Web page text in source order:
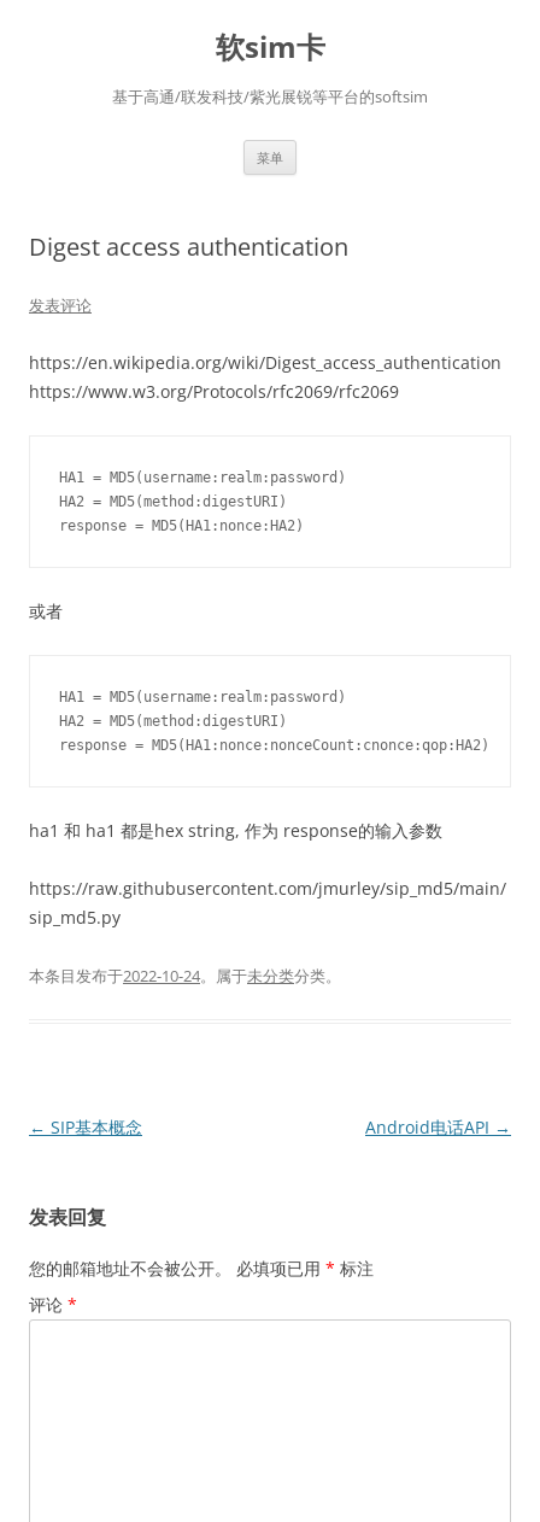
软sim卡
基于高通/联发科技/紫光展锐等平台的softsim
菜单
Digest access authentication
发表评论
https://en.wikipedia.org/wiki/Digest_access_authentication
https://www.w3.org/Protocols/rfc2069/rfc2069
HA1 = MD5(username:realm:password)
HA2 = MD5(method:digestURI)
或者
HA1 = MD5(username:realm:password)
HA2 = MD5(method:digestURI)
ha1 和 ha1 都是hex string, 作为 response的输入参数
https://raw.githubusercontent.com/jmurley/sip_md5/main/
sip_md5.py
本条目发布于2022-10-24。属于未分类分类。
文
航
← SIP基本概念 Android电话API →
发表回复
您的邮箱地址不会被公开。 必填项已用 * 标注
评论 *